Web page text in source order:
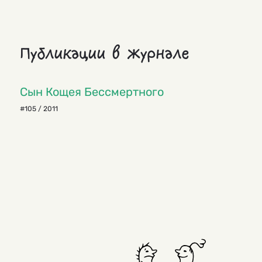
Публикации в журнале
Сын Кощея Бессмертного
#105 / 2011